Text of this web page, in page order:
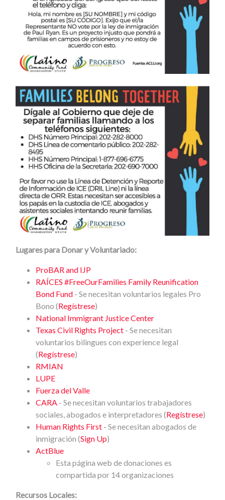
Lugares para Donar y Voluntariado:
ProBAR and IJP
RAÍCES #FreeOurFamilies Family Reunification
Bond Fund - Se necesitan voluntarios legales Pro
Bono (Regístrese)
National Immigrant Justice Center
Texas Civil Rights Project - Se necesitan
voluntarios bilingues con experience legal
(Regístrese)
RMIAN
LUPE
Fuerza del Valle
CARA - Se necesitan voluntarios trabajadores
sociales, abogados e interpretadores (Regístrese)
Human Rights First - Se necesitan abogados de
inmigración (Sign Up)
ActBlue
Esta página web de donaciones es
compartida por 14 organizaciones
Recursos Locales: